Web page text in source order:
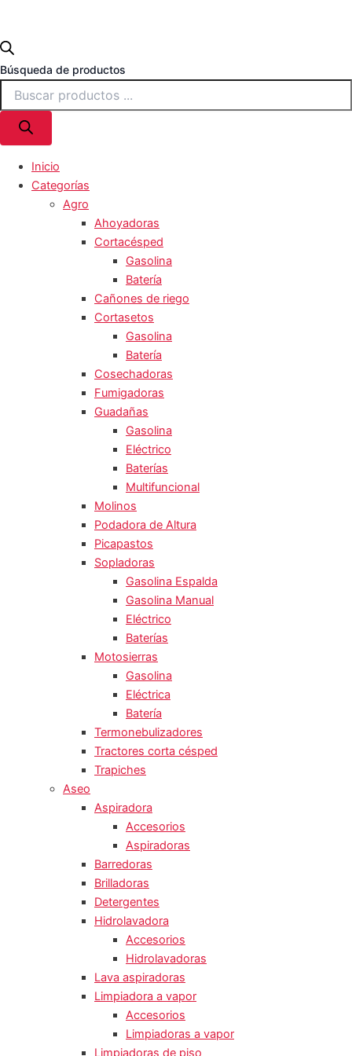
Búsqueda de productos
Inicio
Categorías
Agro
Ahoyadoras
Cortacésped
Gasolina
Batería
Cañones de riego
Cortasetos
Gasolina
Batería
Cosechadoras
Fumigadoras
Guadañas
Gasolina
Eléctrico
Baterías
Multifuncional
Molinos
Podadora de Altura
Picapastos
Sopladoras
Gasolina Espalda
Gasolina Manual
Eléctrico
Baterías
Motosierras
Gasolina
Eléctrica
Batería
Termonebulizadores
Tractores corta césped
Trapiches
Aseo
Aspiradora
Accesorios
Aspiradoras
Barredoras
Brilladoras
Detergentes
Hidrolavadora
Accesorios
Hidrolavadoras
Lava aspiradoras
Limpiadora a vapor
Accesorios
Limpiadoras a vapor
Limpiadoras de piso